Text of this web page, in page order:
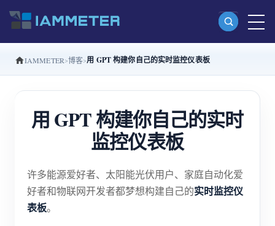
产品
单相 Wi-Fi 电能表 (WEM3080)
分相 Wi-Fi 电能表 (WEM2067)
三相 Wi-Fi 电能表 (WEM3080T)
三相 Wi-Fi 电能表 (WEM3050T)
IAMMETER 博客 用 GPT 构建你自己的实时监控仪表板
用 GPT 构建你自己的实时
监控仪表板
许多能源爱好者、太阳能光伏用户、家庭自动化爱
好者和物联网开发者都梦想构建自己的实时监控仪
表板。